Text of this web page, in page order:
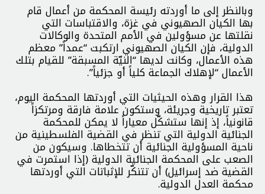
وبالنظر إلى ما أوردته رئيسة المحكمة من أعمال قام
بها الكيان الصهيوني في غزة، والاقتباسات التي
نقلتها عن مسؤولين في الأمم المتحدة والوكالات
الدولية، فإن الكيان الصهيوني ارتكبت “عمداً” معظم
هذه الأعمال، وكانت لديها “النيّة المسبقة” للقيام بتلك
الأعمال “لإهلاك الجماعة كلياً أو جزئياً”.
هذا القرار وهذه الحيثيات التي أوردتها المحكمة اليوم،
تعتبر تاريخية وجريئة، وستكون علامة فارقة ومرتكزاً
قانونياً، إذ إنها ستشكّل معياراً لا يمكن للمحكمة
الجنائية الدولية التي تنظر في القضية الفلسطينية من
ناحية المسؤولية الجنائية أن تتخطاها. وسيكون من
الصعب على المحكمة الجنائية الدولية (إذا استمرت في
القضية ضد إسرائيل) أن تتنكّر للإثباتات التي أوردتها
محكمة العدل الدولية.